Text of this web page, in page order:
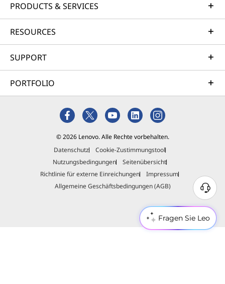
Fragen Sie Leo
PRODUCTS & SERVICES
RESOURCES
SUPPORT
PORTFOLIO
© 2026 Lenovo. Alle Rechte vorbehalten.
Datenschutz
Cookie-Zustimmungstool
Nutzungsbedingungen
Seitenübersicht
Richtlinie für externe Einreichungen
Impressum
Allgemeine Geschäftsbedingungen (AGB)